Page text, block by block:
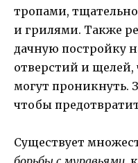
тропами,
и грилями. Также
дачную постройку
отверстий и щелей,
могут проникнуть.
чтобы
Существует